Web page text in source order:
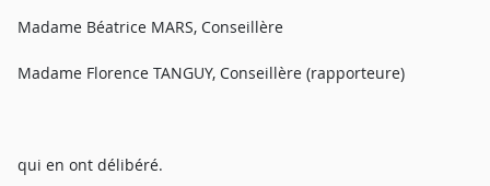
Madame Béatrice MARS, Conseillère
Madame Florence TANGUY, Conseillère (rapporteure)
qui en ont délibéré.